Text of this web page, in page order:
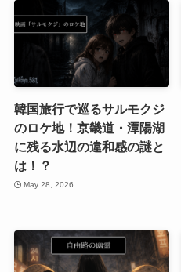
韓国旅行で巡るサルモクジ
のロケ地！京畿道・潭陽湖
に残る水辺の違和感の謎と
は！？
May 28, 2026